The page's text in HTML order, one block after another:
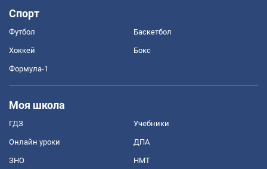
Спорт
Футбол Баскетбол
Хоккей Бокс
Формула-1
Моя школа
ГДЗ Учебники
Онлайн уроки ДПА
ЗНО НМТ